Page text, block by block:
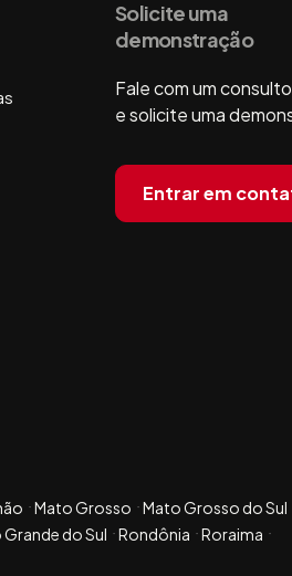
Solicite uma
demonstração
Fale com um
e solicite uma
Entrar em
Mato Grosso
Mato Grosso do Sul
Grande do Sul Rondônia
Roraima